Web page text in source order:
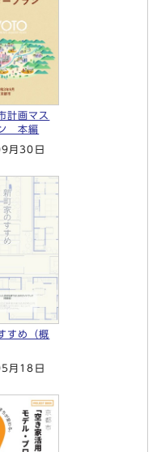
計画マス
本編
月30日
すめ（概
月18日